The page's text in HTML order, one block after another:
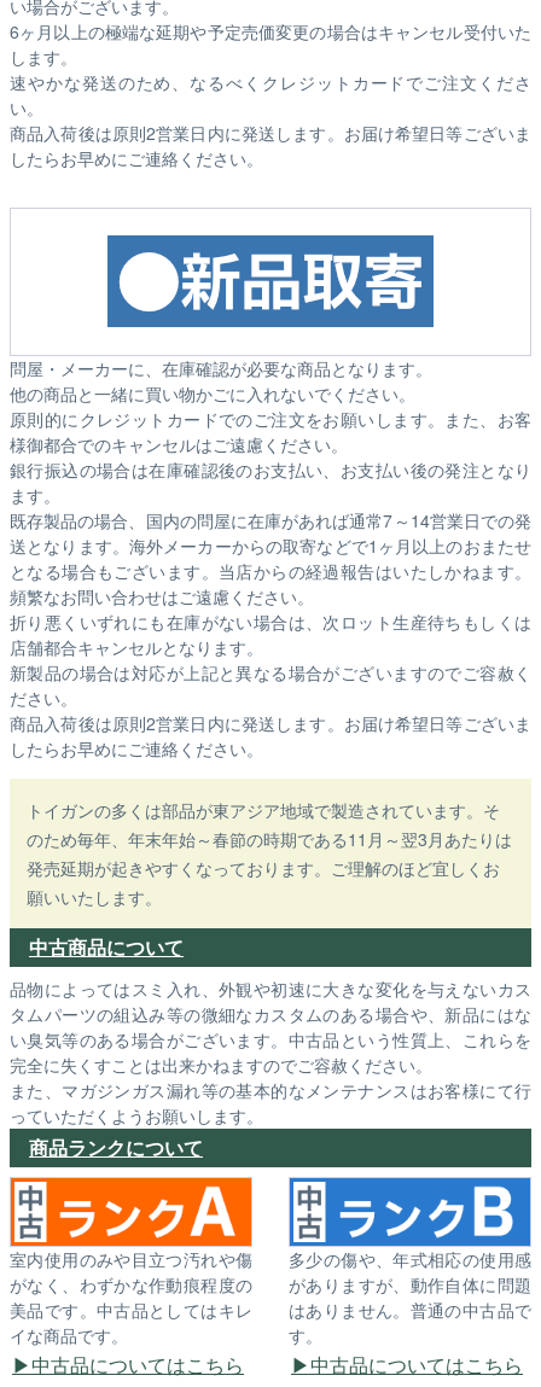
い場合がございます。
6ヶ月以上の極端な延期や予定売価変更の場合はキャンセル受付いた
します。
速やかな発送のため、なるべくクレジットカードでご注文くださ
い。
商品入荷後は原則2営業日内に発送します。お届け希望日等ございま
したらお早めにご連絡ください。
問屋・メーカーに、在庫確認が必要な商品となります。
他の商品と一緒に買い物かごに入れないでください。
原則的にクレジットカードでのご注文をお願いします。また、お客
様御都合でのキャンセルはご遠慮ください。
銀行振込の場合は在庫確認後のお支払い、お支払い後の発注となり
ます。
既存製品の場合、国内の問屋に在庫があれば通常7～14営業日での発
送となります。海外メーカーからの取寄などで1ヶ月以上のおまたせ
となる場合もございます。 当店からの経過報告はいたしかねます。
頻繁なお問い合わせはご遠慮ください。
折り悪くいずれにも在庫がない場合は、次ロット生産待ちもしくは
店舗都合キャンセルとなります。
新製品の場合は対応が上記と異なる場合がございますのでご容赦く
ださい。
商品入荷後は原則2営業日内に発送します。お届け希望日等ございま
したらお早めにご連絡ください。
トイガンの多くは部品が東アジア地域で製造されています。そ
のため毎年、年末年始～春節の時期である11月～翌3月あたりは
発売延期が起きやすくなっております。ご理解のほど宜しくお
願いいたします。
中古商品について
品物によってはスミ入れ、外観や初速に大きな変化を与えないカス
タムパーツの組込み等の微細なカスタムのある場合や、新品にはな
い臭気等のある場合がございます。中古品という性質上、これらを
完全に失くすことは出来かねますのでご容赦ください。
また、マガジンガス漏れ等の基本的なメンテナンスはお客様にて行
っていただくようお願いします。
商品ランクについて
室内使用のみや目立つ汚れや傷
がなく、わずかな作動痕程度の
美品です。中古品としてはキレ
イな商品です。
中古品についてはこちら
多少の傷や、年式相応の使用感
がありますが、動作自体に問題
はありません。普通の中古品で
す。
中古品についてはこちら